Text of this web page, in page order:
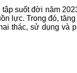
suốt đời năm
lực. Trong đó,
thác, sử dụng